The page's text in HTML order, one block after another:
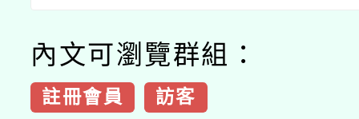
內文可瀏覽群組：
註冊會員 訪客